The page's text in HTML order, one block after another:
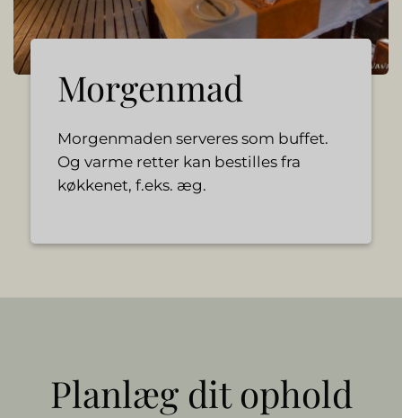
Morgenmad
Morgenmaden serveres som buffet.
Og varme retter kan bestilles fra
køkkenet, f.eks. æg.
Planlæg dit ophold